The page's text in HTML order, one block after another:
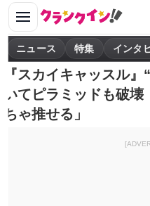
ニュース 特集 インタ
『スカイキャッスル
いてピラミッドも破
ちゃ推せる」